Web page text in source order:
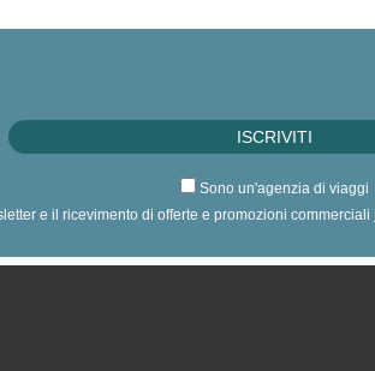
Sono un'agenzia di viaggi
e il ricevimento di offerte e promozioni commerciali